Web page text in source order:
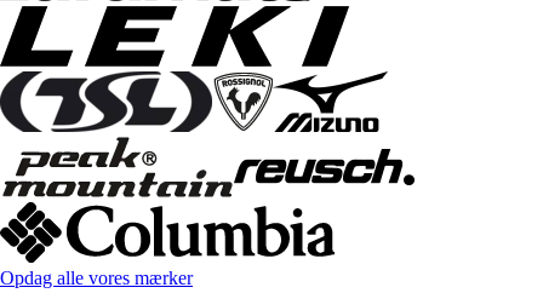
Opdag alle vores mærker